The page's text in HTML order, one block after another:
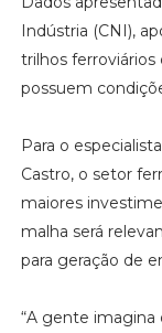
Indústria (CNI),
trilhos ferroviários
possuem
Para o
Castro, o setor
maiores
malha será
para geração de
“A gente